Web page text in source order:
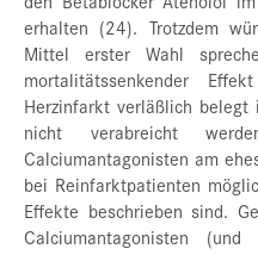
erhalten (24). Trotzdem
Mittel erster Wahl
mortalitätssenkender
Herzinfarkt verläßlich belegt
nicht verabreicht
Calciumantagonisten am
bei Reinfarktpatienten
Effekte beschrieben sind.
Calciumantagonisten (und